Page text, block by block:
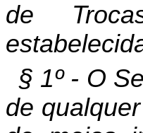
de
§ 1º - O
de